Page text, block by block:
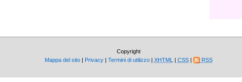
Copyright
Mappa del sito| Privacy| Termini di utilizzo | XHTML | CSS| RSS